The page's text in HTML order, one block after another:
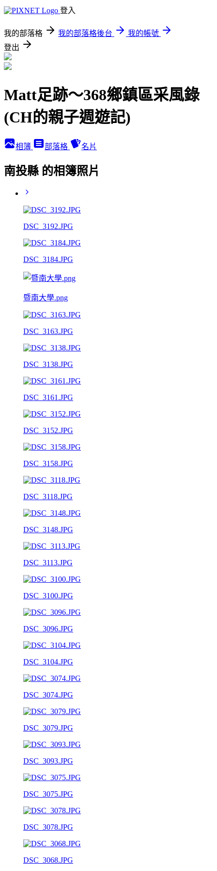
登入
我的部落格 我的部落格後台
我的帳號
登出
Matt足跡～368鄉鎮區采風錄
(CH的親子週遊記)
相簿 部落格 名片
南投縣 的相簿照片
DSC_3192.JPG
DSC_3184.JPG
暨南大學.png
DSC_3163.JPG
DSC_3138.JPG
DSC_3161.JPG
DSC_3152.JPG
DSC_3158.JPG
DSC_3118.JPG
DSC_3148.JPG
DSC_3113.JPG
DSC_3100.JPG
DSC_3096.JPG
DSC_3104.JPG
DSC_3074.JPG
DSC_3079.JPG
DSC_3093.JPG
DSC_3075.JPG
DSC_3078.JPG
DSC_3068.JPG